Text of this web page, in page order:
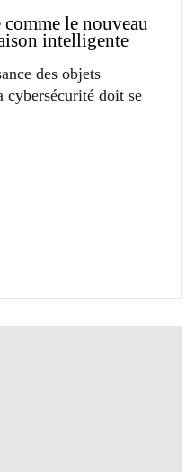
le nouveau
intelligente
des objets
cybersécurité doit se